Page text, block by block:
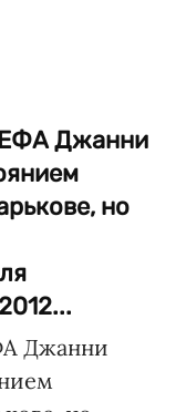
Джанни
но
Джанни